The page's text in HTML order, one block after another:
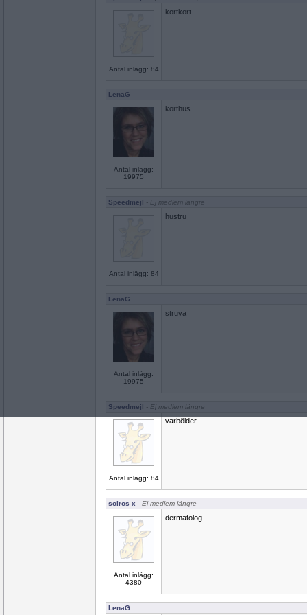
Antal inlägg: 84
kortkort
LenaG
Antal inlägg:
19975
korthus
Speedmejl - Ej medlem längre
Antal inlägg: 84
hustru
LenaG
Antal inlägg:
19975
struva
Speedmejl - Ej medlem längre
Antal inlägg: 84
varbölder
solros x - Ej medlem längre
Antal inlägg:
4380
dermatolog
LenaG